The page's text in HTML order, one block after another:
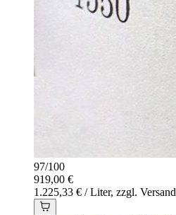
97/100
919,00 €
1.225,33 € / Liter, zzgl. Versand